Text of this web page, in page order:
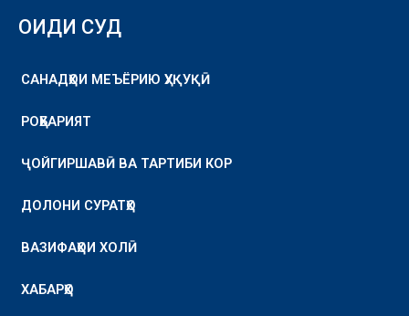
ОИДИ СУД
САНАДҲОИ МЕЪЁРИЮ ҲУҚУҚӢ
РОҲБАРИЯТ
ҶОЙГИРШАВӢ ВА ТАРТИБИ КОР
ДОЛОНИ СУРАТҲО
ВАЗИФАҲОИ ХОЛӢ
ХАБАРҲО